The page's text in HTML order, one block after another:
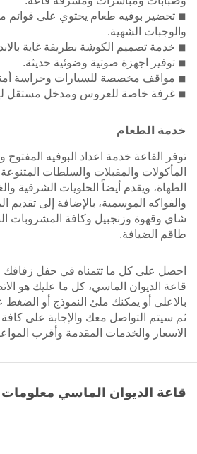
◾ تحضير بوفيه طعام يحتوي على
والوجبات الشهية.
◾ خدمة تصميم الكوشة بطريقة غاية
◾ توفير اجهزة صوتية وضوئية حديثة.
◾ مواقف مخصصة للسيارات وحراسة
◾ غرفة خاصة للعروس ومدخل مستقل
خدمة الطعام
توفر القاعة خدمة اعداد البوفيه
المأكولات والمقبلات والسلطات
الطهاة، ويقدم أيضاً الحلويات الشرقية
والفواكه الموسمية، بالإضافة إلى
شاي وقهوة وزنجبيل وكافة المشروبات
طاقم الضيافة.
احصل على كل ما تتمناه في حفل زفافك
قاعة الديوان الماسي، كل ما عليك هو
بالاعلى أو يمكنك ملئ النموذج أو
ثم سيتم التواصل معك والإجابة على
الاسعار والخدمات المقدمة وأقرب
قاعة الديوان الماسي